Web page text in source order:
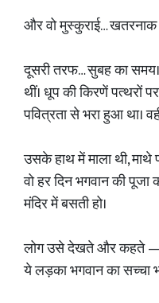
और वो मुस्कुराई…
दूसरी तरफ… सुबह का
थीं। धूप की किरणें पत्थरों
पवित्रता से भरा हुआ था।
उसके हाथ में माला थी,
वो हर दिन भगवान की
मंदिर में बसती हो।
लोग उसे देखते और कहते
ये लड़का भगवान का सच्चा